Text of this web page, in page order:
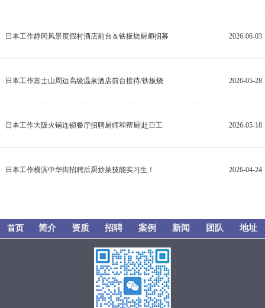
日本工作静冈风景度假村酒店前台＆铁板烧厨师招募 2026-06-03
日本工作富士山周边高级温泉酒店前台接待/铁板烧 2026-05-28
日本工作大阪火锅连锁餐厅招聘厨师和帮厨|赴日工 2026-05-18
日本工作横滨中华街招聘后厨炒菜技能实习生！ 2026-04-24
首页 简介 资质 招聘 案例 新闻 团队 地址